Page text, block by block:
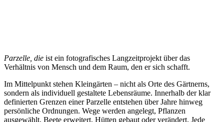
Parzelle, die ist ein fotografisches Langzeitprojekt über das
Verhältnis von Mensch und dem Raum, den er sich schafft.
Im Mittelpunkt stehen Kleingärten – nicht als Orte des Gärtnerns,
sondern als individuell gestaltete Lebensräume. Innerhalb der klar
definierten Grenzen einer Parzelle entstehen über Jahre hinweg
persönliche Ordnungen. Wege werden angelegt, Pflanzen
ausgewählt, Beete erweitert, Hütten gebaut oder verändert. Jede